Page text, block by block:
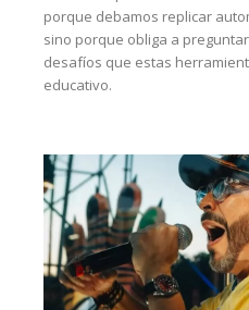
porque debamos replicar
sino porque obliga a
desafíos que estas
educativo.